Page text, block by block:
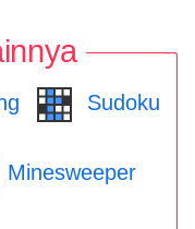
Sudoku
Minesweeper